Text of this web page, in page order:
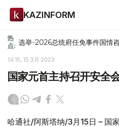
KAZINFORM
热
点: 选举-2026总统府任免事件国情
14:15, 15 3月 2023
国家元首主持召开安全
哈通社/阿斯塔纳/3月15日 – 国